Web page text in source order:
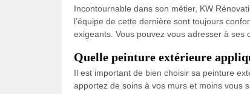
Incontournable dans son métier, KW
l’équipe de cette dernière sont toujours
exigeants. Vous pouvez vous adresser à
Quelle peinture extérieure
Il est important de bien choisir sa peinture
apportez de soins à vos murs et moins vous